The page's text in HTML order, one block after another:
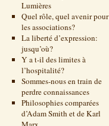
Lumières
Quel rôle, quel avenir pour
les associations?
La liberté d’expression:
jusqu’où?
Y a t-il des limites à
l’hospitalité?
Sommes-nous en train de
perdre connaissances
Philosophies comparées
d’Adam Smith et de Karl